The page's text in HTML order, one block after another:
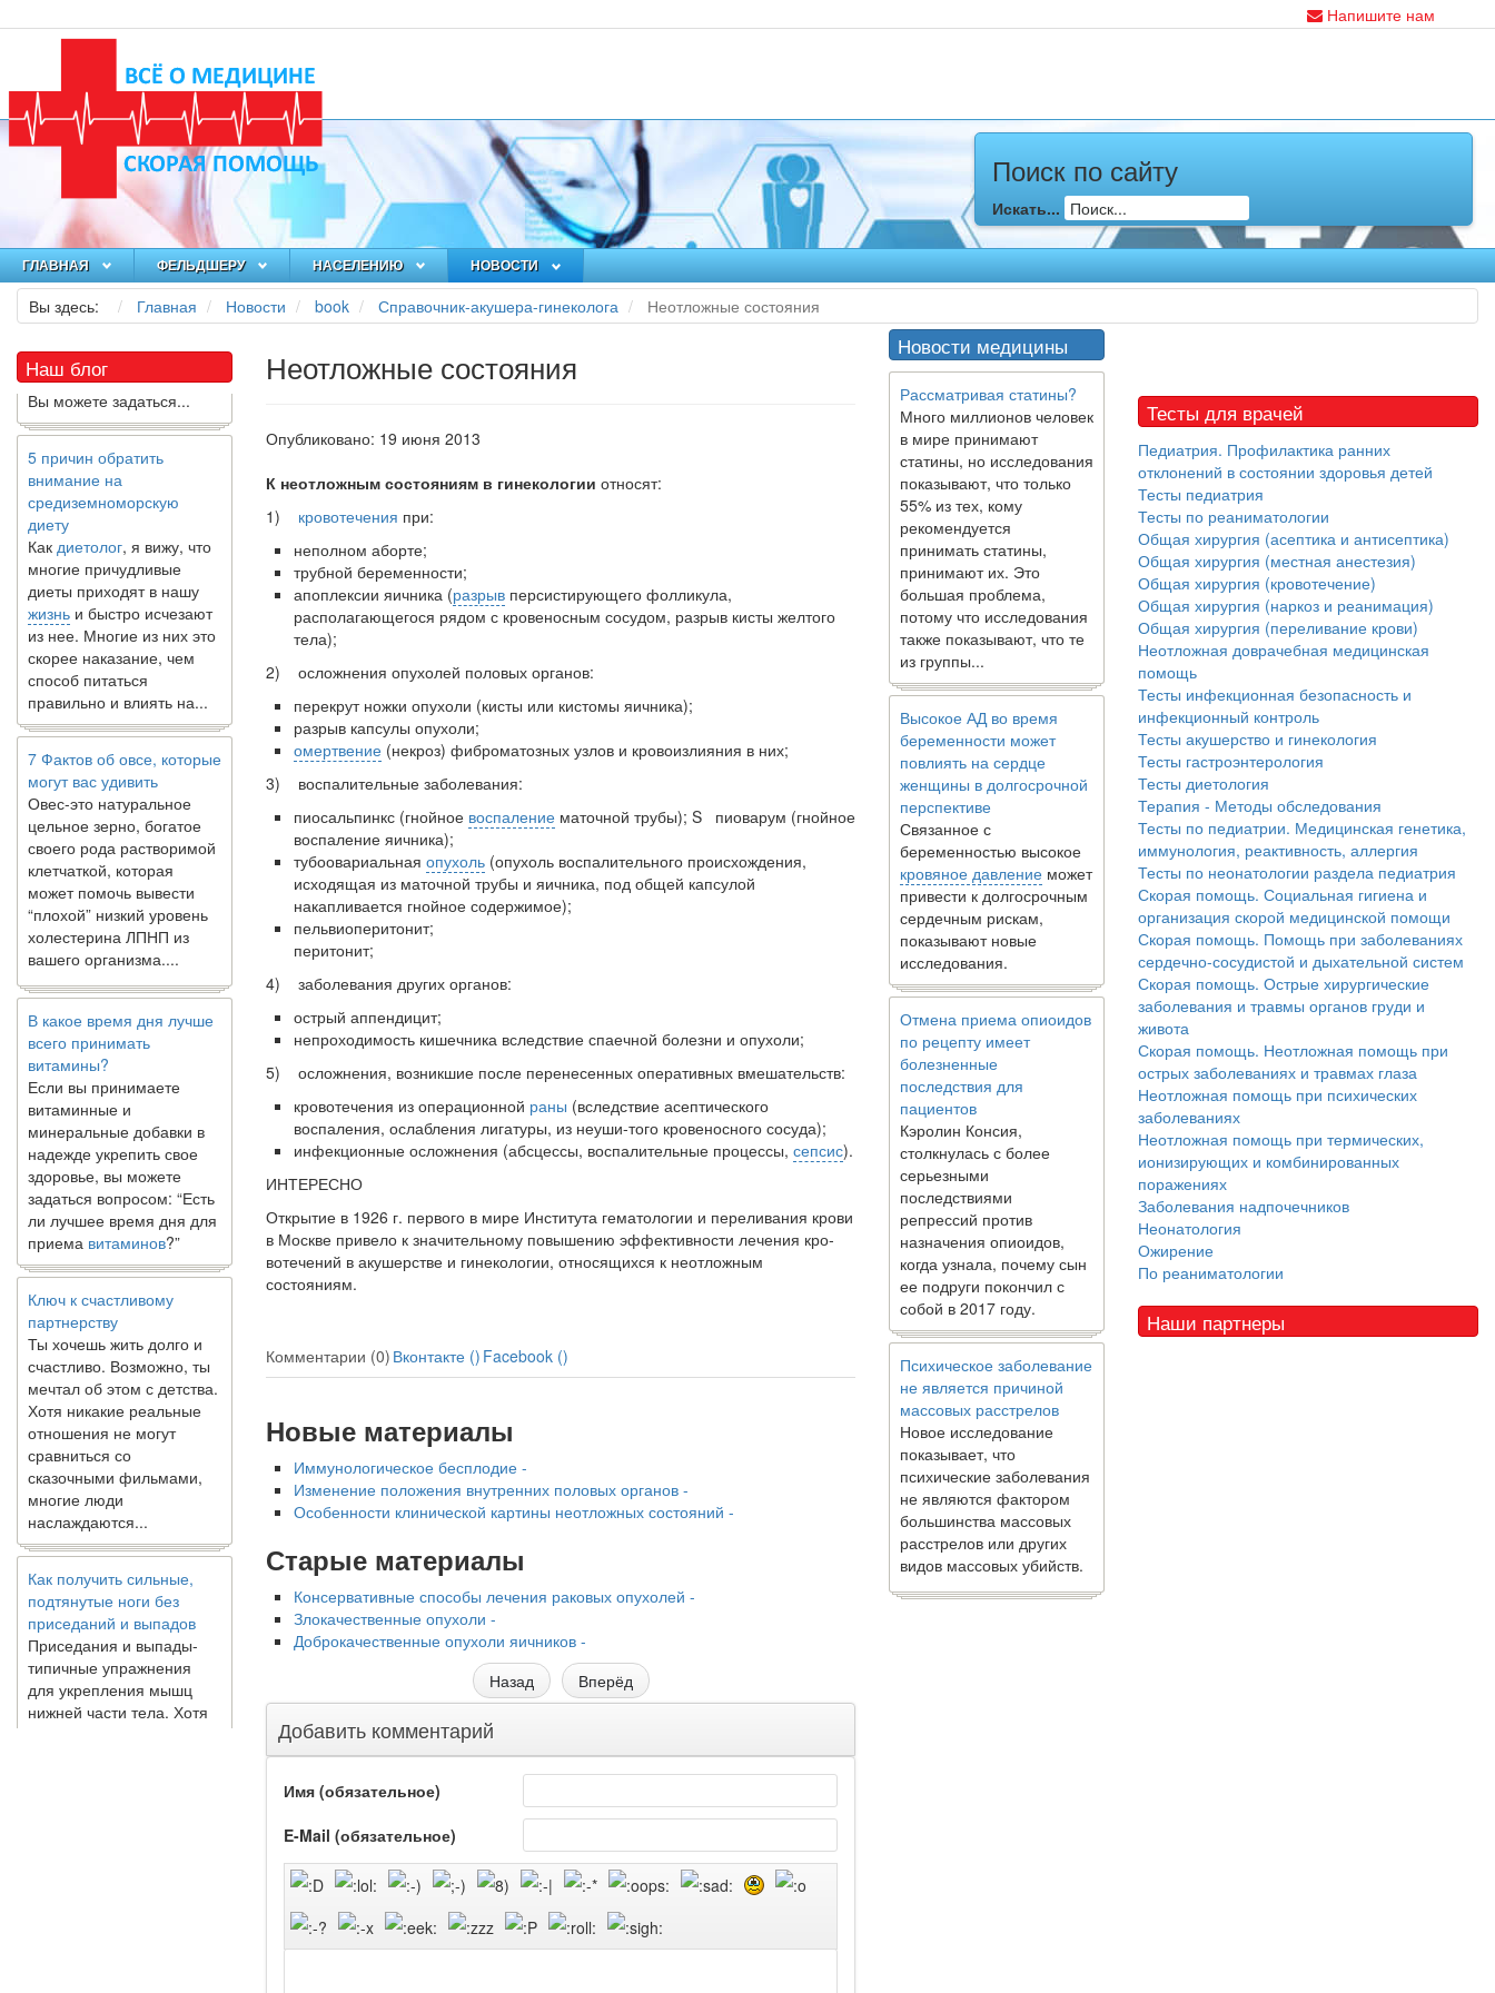
Напишите нам
Поиск по сайту
Искать...
ГЛАВНАЯ ФЕЛЬДШЕРУ НАСЕЛЕНИЮ НОВОСТИ
Вы здесь: Главная Новости book Справочник-акушера-гинеколога Неотложные состояния
Наш блог
Как я заболел во время
локдауна?
Это странная ситуация:
вы соблюдали все меры
предосторожности
COVID-19 (вы почти все
время дома), но, тем не
образом простудились.
Вы можете задаться...
5 причин обратить
внимание на
средиземноморскую
диету
Какдиетолог
многие причудливые
диеты приходят в нашу
жизньи быстро исчезают
из нее. Многие из них это
скорее наказание, чем
способ питаться
правильно и влиять на...
7 Фактов об овсе, которые
могут вас удивить
Овес-это натуральное
цельное зерно, богатое
своего рода растворимой
клетчаткой, которая
может помочь вывести
“плохой” низкий уровень
холестерина ЛПНП из
вашего организма....
В какое время дня лучше
всего принимать
витамины?
Если вы принимаете
витаминные и
минеральные добавки в
надежде укрепить свое
здоровье, вы можете
задаться вопросом: “Есть
ли лучшее время дня для
приемавитаминов?”
Ключ к счастливому
партнерству
Ты хочешь жить долго и
счастливо. Возможно, ты
мечтал об этом с детства.
Хотя никакие реальные
отношения не могут
сравниться со
сказочными фильмами,
многие люди
наслаждаются...
Как получить сильные,
подтянутые ноги без
приседаний и выпадов
Приседания и выпады-
типичные упражнения
для укрепления мышц
нижней части тела. Хотя
они чрезвычайно
Неотложные состояния
Опубликовано: 19 июня 2013
К неотложным состояниям в гинекологии относят:
1) кровотечения при:
неполном аборте;
трубной беременности;
апоплексии яичника (разрыв персистирующего фол­ликула,
располагающегося рядом с кровеносным сосудом, разрыв кисты желтого
тела);
2) осложнения опухолей половых органов:
перекрут ножки опухоли (кисты или кистомы яич­ника);
разрыв капсулы опухоли;
омертвение (некроз) фиброматозных узлов и крово­излияния в них;
3) воспалительные заболевания:
пиосальпинкс (гнойное воспаление маточной трубы); S пиоварум (гнойное
воспаление яичника);
тубоовариальная опухоль (опухоль воспалительного происхождения,
исходящая из маточной трубы и яичника, под общей капсулой
накапливается гнойное содержимое);
пельвиоперитонит;
перитонит;
4) заболевания других органов:
острый аппендицит;
непроходимость кишечника вследствие спаечной бо­лезни и опухоли;
5) осложнения, возникшие после перенесенных оперативных вмешательств:
кровотечения из операционной раны (вследствие асептического
воспаления, ослабления лигатуры, из неуши-того кровеносного сосуда);
инфекционные осложнения (абсцессы, воспалитель­ные процессы, сепсис).
ИНТЕРЕСНО
Открытие в 1926 г. первого в мире Института гема­тологии и переливания крови
в Москве привело к зна­чительному повышению эффективности лечения кро­
вотечений в акушерстве и гинекологии, относящихся к неотложным
состояниям.
Комментарии (0) Вконтакте () Facebook ()
Новые материалы
Иммунологическое бесплодие -
Изменение положения внутренних половых органов -
Особенности клинической картины неотложных состояний -
Старые материалы
Консервативные способы лечения раковых опухолей -
Злокачественные опухоли -
Доброкачественные опухоли яичников -
Назад
Вперёд
Добавить комментарий
Имя (обязательное)
E-Mail (обязательное)
Новости медицины
Рассматривая статины?
Много миллионов человек
в мире принимают
статины, но исследования
показывают, что только
55% из тех, кому
рекомендуется
принимать статины,
принимают их. Это
большая проблема,
потому что исследования
также показывают, что те
из группы...
Высокое АД во время
беременности может
повлиять на сердце
женщины в долгосрочной
перспективе
Связанное с
беременностью высокое
кровяное давление может
привести к долгосрочным
сердечным рискам,
показывают новые
исследования.
Отмена приема опиоидов
по рецепту имеет
болезненные
последствия для
пациентов
Кэролин Консия,
столкнулась с более
серьезными
последствиями
репрессий против
назначения опиоидов,
когда узнала, почему сын
ее подруги покончил с
собой в 2017 году.
Психическое заболевание
не является причиной
массовых расстрелов
Новое исследование
показывает, что
психические заболевания
не являются фактором
большинства массовых
расстрелов или других
видов массовых убийств.
Тесты для врачей
Педиатрия. Профилактика ранних
отклонений в состоянии здоровья детей
Тесты педиатрия
Тесты по реаниматологии
Общая хирургия (асептика и антисептика)
Общая хирургия (местная анестезия)
Общая хирургия (кровотечение)
Общая хирургия (наркоз и реанимация)
Общая хирургия (переливание крови)
Неотложная доврачебная медицинская
помощь
Тесты инфекционная безопасность и
инфекционный контроль
Тесты акушерство и гинекология
Тесты гастроэнтерология
Тесты диетология
Терапия - Методы обследования
Тесты по педиатрии. Медицинская генетика,
иммунология, реактивность, аллергия
Тесты по неонатологии раздела педиатрия
Скорая помощь. Социальная гигиена и
организация скорой медицинской помощи
Скорая помощь. Помощь при заболеваниях
сердечно-сосудистой и дыхательной систем
Скорая помощь. Острые хирургические
заболевания и травмы органов груди и
живота
Скорая помощь. Неотложная помощь при
острых заболеваниях и травмах глаза
Неотложная помощь при психических
заболеваниях
Неотложная помощь при термических,
ионизирующих и комбинированных
поражениях
Заболевания надпочечников
Неонатология
Ожирение
По реаниматологии
Наши партнеры